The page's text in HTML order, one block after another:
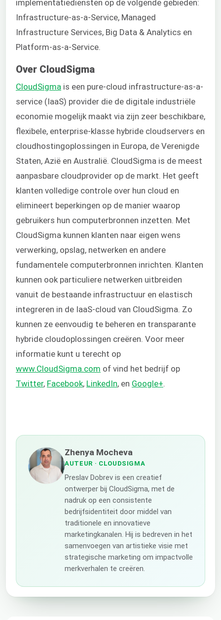
implementatiediensten op de volgende gebieden:
Infrastructure-as-a-Service, Managed
Infrastructure Services, Big Data & Analytics en
Platform-as-a-Service.
Over CloudSigma
CloudSigma is een pure-cloud infrastructure-as-a-
service (IaaS) provider die de digitale industriële
economie mogelijk maakt via zijn zeer beschikbare,
flexibele, enterprise-klasse hybride cloudservers en
cloudhostingoplossingen in Europa, de Verenigde
Staten, Azië en Australië. CloudSigma is de meest
aanpasbare cloudprovider op de markt. Het geeft
klanten volledige controle over hun cloud en
elimineert beperkingen op de manier waarop
gebruikers hun computerbronnen inzetten. Met
CloudSigma kunnen klanten naar eigen wens
verwerking, opslag, netwerken en andere
fundamentele computerbronnen inrichten. Klanten
kunnen ook particuliere netwerken uitbreiden
vanuit de bestaande infrastructuur en elastisch
integreren in de IaaS-cloud van CloudSigma. Zo
kunnen ze eenvoudig te beheren en transparante
hybride cloudoplossingen creëren. Voor meer
informatie kunt u terecht op
www.CloudSigma.com of vind het bedrijf op
Twitter, Facebook, LinkedIn, en Google+.
Zhenya Mocheva
AUTEUR · CLOUDSIGMA
Preslav Dobrev is een creatief
ontwerper bij CloudSigma, met de
nadruk op een consistente
bedrijfsidentiteit door middel van
traditionele en innovatieve
marketingkanalen. Hij is bedreven in het
samenvoegen van artistieke visie met
strategische marketing om impactvolle
merkverhalen te creëren.